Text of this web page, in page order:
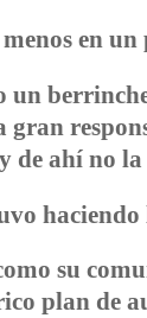
en
un
gran
de ahí no
su
plan de